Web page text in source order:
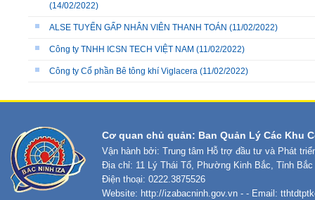
(14/02/2022)
ALSE TUYỂN GẤP NHÂN VIÊN THANH TOÁN (11/02/2022)
Công ty TNHH ICSN TECH VIỆT NAM (11/02/2022)
Công ty Cổ phần Bê tông khí Viglacera (11/02/2022)
Cơ quan chủ quản: Ban Quản Lý Các Khu
Vận hành bởi: Trung tâm Hỗ trợ đầu tư và Phát
Địa chỉ: 11 Lý Thái Tổ, Phường Kinh Bắc, Tỉnh Bắc
Điện thoại: 0222.3875526
Website: http://izabacninh.gov.vn - - Email: